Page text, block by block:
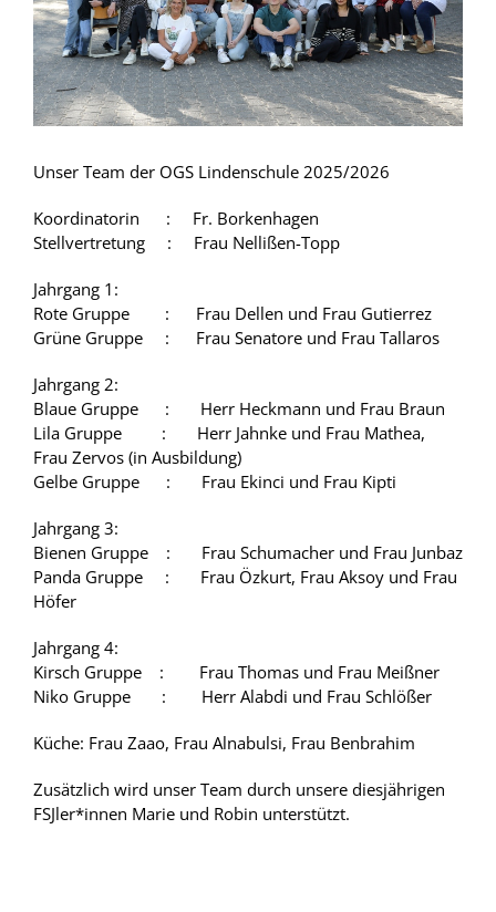
Unser Team der OGS Lindenschule 2025/2026
Koordinatorin : Fr. Borkenhagen
Stellvertretung : Frau Nellißen-Topp
Jahrgang 1:
Rote Gruppe : Frau Dellen und Frau Gutierrez
Grüne Gruppe : Frau Senatore und Frau Tallaros
Jahrgang 2:
Blaue Gruppe : Herr Heckmann und Frau Braun
Lila Gruppe : Herr Jahnke und Frau Mathea,
Frau Zervos (in Ausbildung)
Gelbe Gruppe : Frau Ekinci und Frau Kipti
Jahrgang 3:
Bienen Gruppe : Frau Schumacher und Frau Junbaz
Panda Gruppe : Frau Özkurt, Frau Aksoy und Frau
Höfer
Jahrgang 4:
Kirsch Gruppe : Frau Thomas und Frau Meißner
Niko Gruppe : Herr Alabdi und Frau Schlößer
Küche: Frau Zaao, Frau Alnabulsi, Frau Benbrahim
Zusätzlich wird unser Team durch unsere diesjährigen
FSJler*innen Marie und Robin unterstützt.